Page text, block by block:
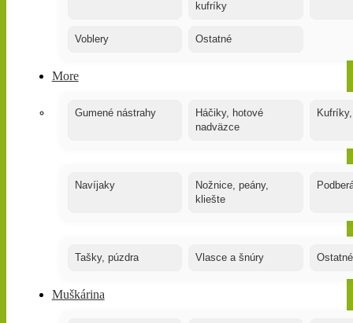
kufríky
Voblery Ostatné
More
Gumené nástrahy
Háčiky, hotové
nadväzce
Navíjaky
Nožnice, peány,
kliešte
Tašky, púzdra Vlasce a šnúry Ostatné
Muškárina